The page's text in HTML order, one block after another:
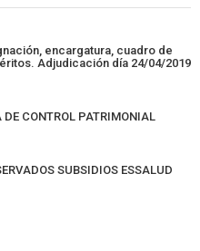
encargatura, cuadro de
Adjudicación día 24/04/2019
CONTROL PATRIMONIAL
SUBSIDIOS ESSALUD